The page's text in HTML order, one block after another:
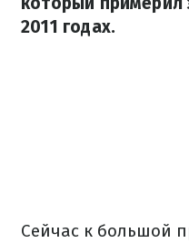
2011 годах.
Сейчас к большой